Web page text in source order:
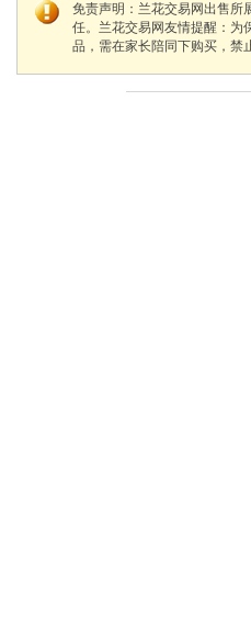
免责声明：兰花交易网出售所
任。兰花交易网友情提醒：为
品，需在家长陪同下购买，禁